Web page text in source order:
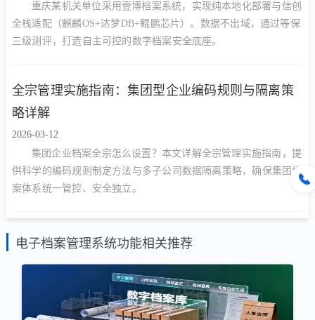
重庆某机关单位采用壹博档案系统，实现纯本地化部署与信创
全栈适配（麒麟OS+达梦DB+鲲鹏芯片）。数据不出域，通过等保
三级测评，打造自主可控的数字档案安全底座。
全宗管理实施指南：集团型企业编码规则与隔离策
略详解
2026-03-12
集团企业档案全宗怎么设置？本文详解全宗管理实施指南，提
供科学的编码规则制定方法与多子公司数据隔离策略，确保集团档
案体系统一管控、安全独立。
电子档案管理系统功能相关推荐